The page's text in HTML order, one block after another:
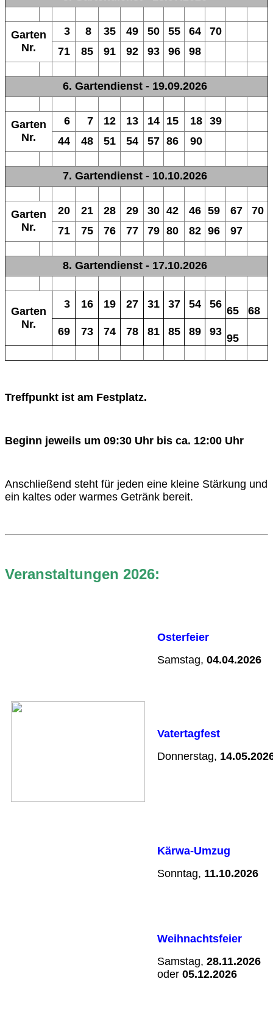
Garten
Nr.
3 8 35 49 50 55 64
70
71
85 91 92 93 96 98
6. Gartendienst - 19.09.2026
Garten
Nr.
6 7 12 13 14 15 18 39
44
48 51 54 57 86 90
7. Gartendienst - 10.10.2026
Garten
Nr.
20 21 28 29 30 42 46 59 67
70
71
75 76 77 79 80 82 96 97
8. Gartendienst - 17.10.2026
Garten
Nr.
3 16 19 27 31 37 54 56
65
68
69
73 74 78 81 85 89 93
95
Treffpunkt ist am Festplatz.
Beginn jeweils um 09:30 Uhr bis ca. 12:00 Uhr
Anschließend steht für jeden eine kleine Stärkung und
ein kaltes oder warmes Getränk bereit.
Veranstaltungen 2026:
Osterfeier
Samstag, 04.04.2026
Vatertagfest
Donnerstag,
Kärwa-Umzug
Sonntag, 11.10.2026
Weihnachtsfeier
Samstag, 28.11.2026
oder 05.12.2026